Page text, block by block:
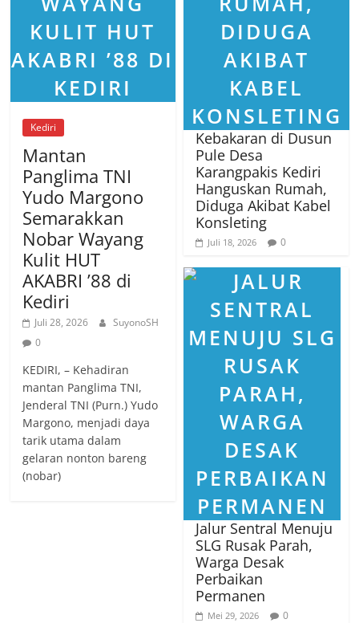
Kediri
Mantan
Panglima TNI
Yudo Margono
Semarakkan
Nobar Wayang
Kulit HUT
AKABRI ’88 di
Kediri
Juli 28, 2026
SuyonoSH
0
KEDIRI, – Kehadiran
mantan Panglima TNI,
Jenderal TNI (Purn.) Yudo
Margono, menjadi daya
tarik utama dalam
gelaran nonton bareng
(nobar)
Kebakaran di Dusun
Pule Desa
Karangpakis Kediri
Hanguskan Rumah,
Diduga Akibat Kabel
Konsleting
Juli 18, 2026 0
Jalur Sentral Menuju
SLG Rusak Parah,
Warga Desak
Perbaikan
Permanen
Mei 29, 2026 0